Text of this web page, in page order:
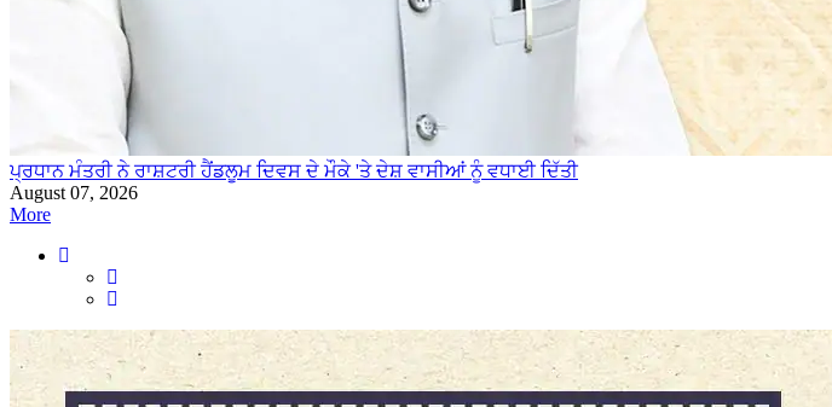
ਪ੍ਰਧਾਨ ਮੰਤਰੀ ਨੇ ਰਾਸ਼ਟਰੀ ਹੈਂਡਲੂਮ ਦਿਵਸ ਦੇ ਮੌਕੇ 'ਤੇ ਦੇਸ਼ ਵਾਸੀਆਂ ਨੂੰ ਵਧਾਈ ਦਿੱਤੀ
August 07, 2026
More